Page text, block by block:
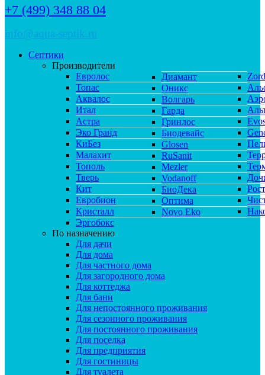
+7 (499) 348 88 04
info@aqua-septik.ru
Септики
Производители
Евролос
Топас
Аквалос
Итал
Астра
Эко Гранд
КиБез
Малахит
Тополь
Тверь
Кит
Евробион
Кристалл
Эргобокс
Диамант
Оникс
Волгарь
Гарда
Гринлос
Биодевайс
Glosen
RuSanit
Mezler
Vodanoff
БиоДека
Оптима
Novo Eko
По назначению
Для дачи
Для дома
Для частного дома
Для загородного дома
Для коттеджа
Для бани
Для непостоянного проживания
Для сезонного проживания
Для постоянного проживания
Для поселка
Для предприятия
Для гостиницы
Для туалета